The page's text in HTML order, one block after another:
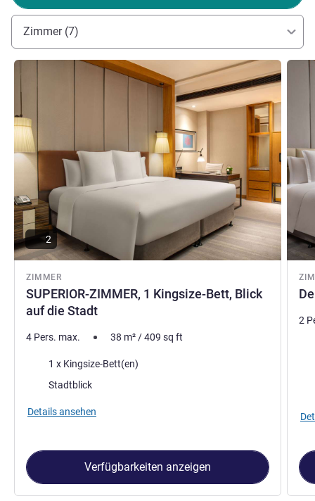
Zimmer (7)
ZIMMER
SUPERIOR-ZIMMER, 1 Kingsize-Bett, Blick
auf die Stadt
Details ansehen
2
4 Pers. max. 38 m²/409 sq ft
Bettwäsche
1 x Kingsize-Bett(en)
Aussicht:Stadtblick
Details ansehen
Verfügbarkeiten anzeigen
2